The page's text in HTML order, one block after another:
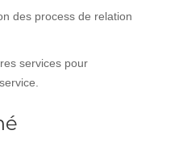
des process de relation
services pour